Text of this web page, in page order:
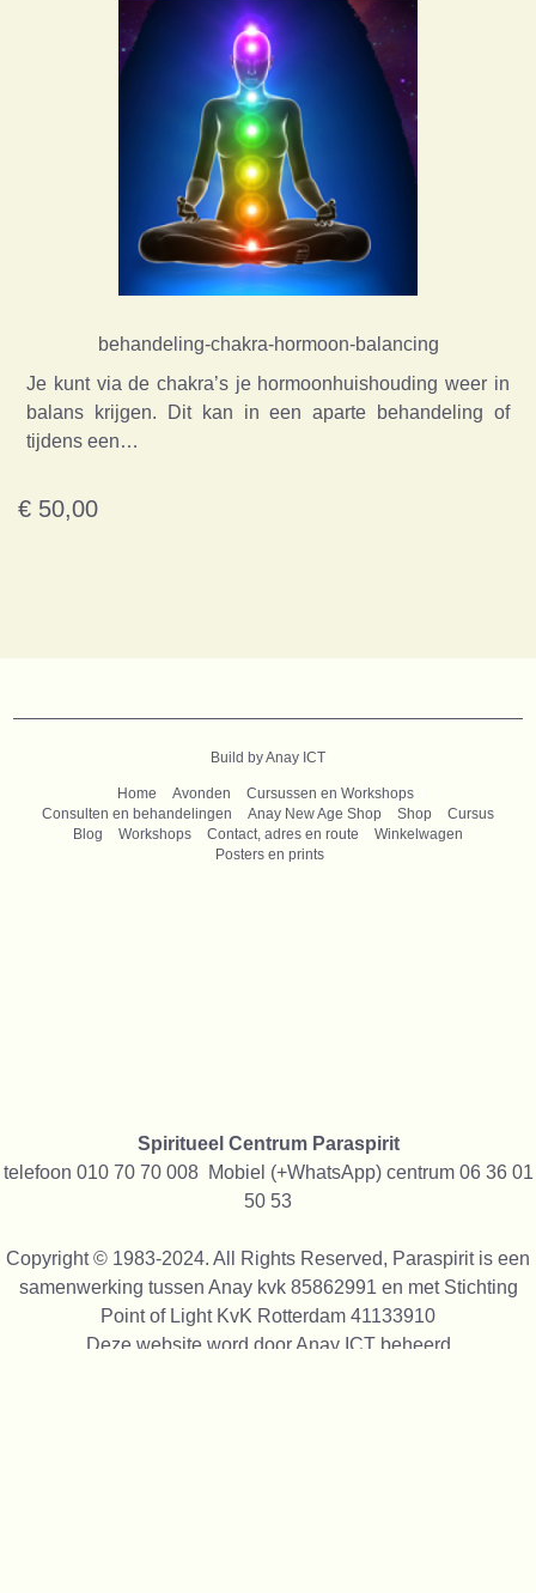
behandeling-chakra-hormoon-balancing
Je kunt via de chakra’s je hormoonhuishouding weer in
balans krijgen. Dit kan in een aparte behandeling of
tijdens een…
€ 50,00
Build by Anay ICT
Home Avonden
Cursussen en Workshops
Consulten en behandelingen
Anay New Age Shop Shop
Cursus
Blog
Workshops Contact, adres en route
Winkelwagen
Posters en prints
Spiritueel Centrum Paraspirit
telefoon 010 70 70 008 Mobiel (+WhatsApp) centrum 06 36 01
50 53
Copyright © 1983-2024. All Rights Reserved, Paraspirit is een
samenwerking tussen Anay kvk 85862991 en met Stichting
Point of Light KvK Rotterdam 41133910
Deze website word door Anay ICTbeheerd